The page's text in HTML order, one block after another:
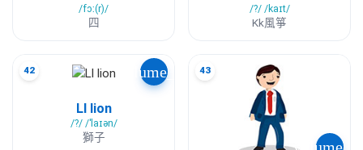
/fɔː(r)/
四
/?/ /kaɪt/
Kk風箏
42 volume_up
Ll lion
/?/ /ˈlaɪən/
獅子
43